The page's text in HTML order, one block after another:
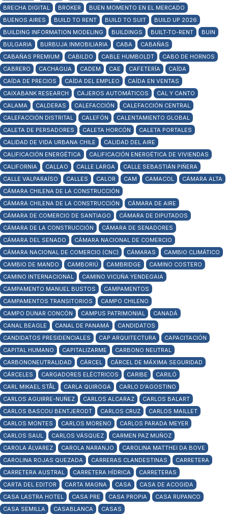
BRECHA DIGITAL
BROKER
BUEN MOMENTO EN EL MERCADO
BUENOS AIRES
BUILD TO RENT BUILD TO SUIT
BUILD UP 2026
BUILDING INFORMATION MODELING
BUILDINGS BUILT-TO-RENT
BUIN
BULGARIA
BURBUJA INMOBILIARIA CABA
CABAÑAS
CABAÑAS PREMIUM
CABILDO CABLE HUMBOLDT
CABO DE HORNOS
CABRERO
CACHAGUA CADEM CAE CAFETERÍA
CAÍDA
CAÍDA DE PRECIOS
CAÍDA DEL EMPLEO
CAÍDA EN VENTAS
CAIXABANK RESEARCH
CAJEROS AUTOMÁTICOS
CAL Y CANTO
CALAMA
CALDERAS CALEFACCIÓN
CALEFACCIÓN CENTRAL
CALEFACCIÓN DISTRITAL
CALEFÓN
CALENTAMIENTO GLOBAL
CALETA DE PERSADORES
CALETA HORCÓN
CALETA PORTALES
CALIDAD DE VIDA URBANA CHILE
CALIDAD DEL AIRE
CALIFICACIÓN ENERGÉTICA
CALIFICACIÓN ENERGÉTICA DE VIVIENDAS
CALIFORNIA
CALLAO CALLE LARGA
CALLE SEBASTIÁN PIÑERA
CALLE VALPARAÍSO
CALLES CALOR CAM CAMACOL
CÁMARA ALTA
CÁMARA CHILENA DE LA CONSTRUCCIÓN
CÁMARA CHILENA DE LA CONSTRUCCIÓN
CÁMARA DE AIRE
CÁMARA DE COMERCIO DE SANTIAGO
CÁMARA DE DIPUTADOS
CÁMARA DE LA CONSTRUCCIÓN
CÁMARA DE SENADORES
CÁMARA DEL SENADO
CÁMARA NACIONAL DE COMERCIO
CÁMARA NACIONAL DE COMERCIO (CNC)
CÁMARAS
CAMBIO CLIMÁTICO
CAMBIO DE MANDO
CAMBORIÚ CAMBRIDGE
CAMINO COSTERO
CAMINO INTERNACIONAL
CAMINO VICUÑA YENDEGAIA
CAMPAMENTO MANUEL BUSTOS
CAMPAMENTOS
CAMPAMENTOS TRANSITORIOS
CAMPO CHILENO
CAMPO DUNAR CONCÓN
CAMPUS PATRIMONIAL
CANADÁ
CANAL BEAGLE
CANAL DE PANAMÁ
CANDIDATOS
CANDIDATOS PRESIDENCIALES
CAP ARQUITECTURA
CAPACITACIÓN
CAPITAL HUMANO
CAPITALIZARME
CARBONO NEUTRAL
CARBONONEUTRALIDAD
CÁRCEL
CÁRCEL DE MÁXIMA SEGURIDAD
CÁRCELES
CARGADORES ELÉCTRICOS CARIBE
CARILÓ
CARL MIKAEL STÅL
CARLA QUIROGA
CARLO D'AGOSTINO
CARLOS AGUIRRE-NUÑEZ
CARLOS ALCARAZ
CARLOS BALART
CARLOS BASCOU BENTJERODT
CARLOS CRUZ
CARLOS MAILLET
CARLOS MONTES
CARLOS MORENO
CARLOS PARADA MEYER
CARLOS SAUL
CARLOS VÁSQUEZ
CARMEN PAZ MUÑOZ
CAROLA ÁLVAREZ
CAROLA NARANJO
CAROLINA MATTHEI DA BOVE
CAROLINA ROJAS QUEZADA
CARRERAS CLANDESTINAS
CARRETERA
CARRETERA AUSTRAL
CARRETERA HÍDRICA
CARRETERAS
CARTA DEL EDITOR
CARTA MAGNA CASA
CASA DE ACOGIDA
CASA LASTRA HOTEL
CASA PRE CASA PROPIA
CASA RUPANCO
CASA SEMILLA
CASABLANCA CASAS